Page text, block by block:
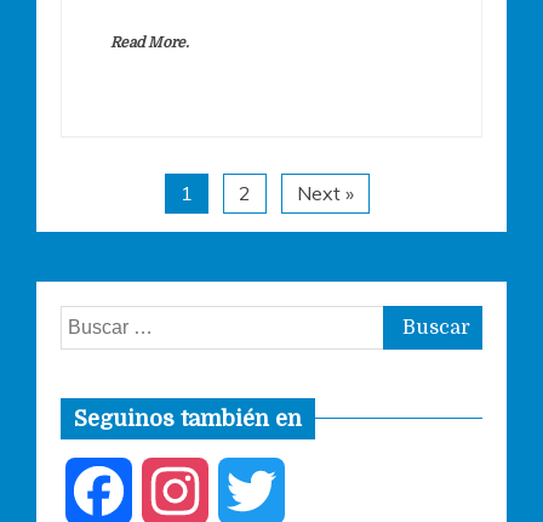
Read More.
1 2 Next »
Buscar:
Seguinos también en